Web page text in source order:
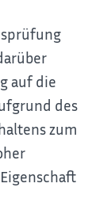
auf die
des
zum